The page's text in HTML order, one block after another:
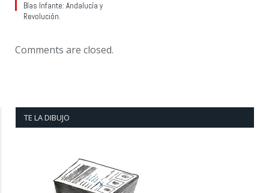
Blas Infante: Andalucía y
Revolución.
Comments are closed.
TE LA DIBUJO